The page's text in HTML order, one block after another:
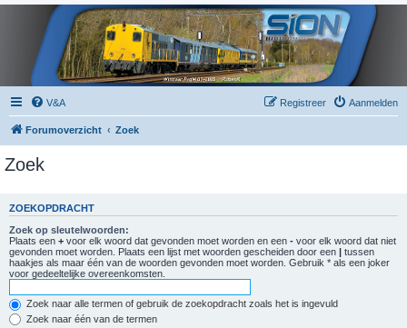
V&A Aanmelden
Registreer
Forumoverzicht Zoek
Zoek
ZOEKOPDRACHT
Zoek op sleutelwoorden:
Plaats een + voor elk woord dat gevonden moet worden en een - voor elk woord dat niet
gevonden moet worden. Plaats een lijst met woorden gescheiden door een | tussen
haakjes als maar één van de woorden gevonden moet worden. Gebruik * als een joker
voor gedeeltelijke overeenkomsten.
Zoek naar alle termen of gebruik de zoekopdracht zoals het is ingevuld
Zoek naar één van de termen